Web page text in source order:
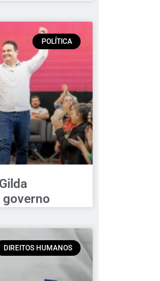
POLÍTICA
governo
DIREITOS HUMANOS